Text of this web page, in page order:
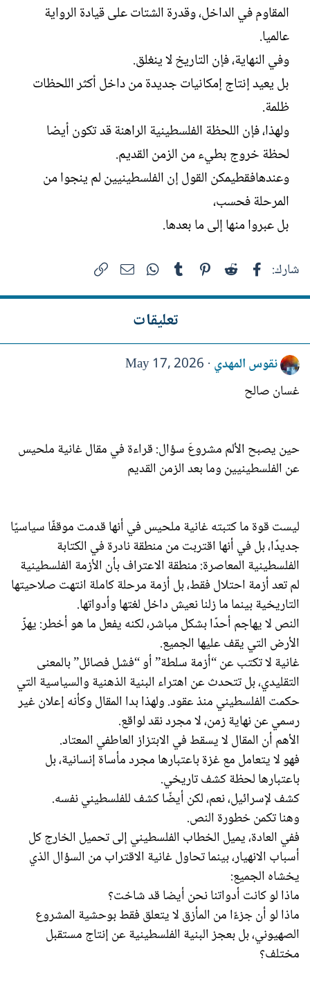
المقاوم في الداخل، وقدرة الشتات على قيادة الرواية
عالميا.
وفي النهاية، فإن التاريخ لا ينغلق.
بل يعيد إنتاج إمكانيات جديدة من داخل أكثر اللحظات
ظلمة.
ولهذا، فإن اللحظة الفلسطينية الراهنة قد تكون أيضا
لحظة خروج بطيء من الزمن القديم.
وعندهافقطيمكن القول إن الفلسطينيين لم ينجوا من
المرحلة فحسب،
بل عبروا منها إلى ما بعدها.
شارك: فيسبوك Reddit
Pinterest
Tumblr
WhatsAppالبريد الإلكتروني
تعليقات
نقوس المهدي May 17, 2026
غسان صالح
حين يصبح الألم مشروعَ سؤال: قراءة في مقال غانية ملحيس
عن الفلسطينيين وما بعد الزمن القديم
ليست قوة ما كتبته غانية ملحيس في أنها قدمت موقفًا سياسيًا
جديدًا، بل في أنها اقتربت من منطقة نادرة في الكتابة
الفلسطينية المعاصرة: منطقة الاعتراف بأن الأزمة الفلسطينية
لم تعد أزمة احتلال فقط، بل أزمة مرحلة كاملة انتهت صلاحيتها
التاريخية بينما ما زلنا نعيش داخل لغتها وأدواتها.
النص لا يهاجم أحدًا بشكل مباشر، لكنه يفعل ما هو أخطر: يهزّ
الأرض التي يقف عليها الجميع.
غانية لا تكتب عن “أزمة سلطة” أو “فشل فصائل” بالمعنى
التقليدي، بل تتحدث عن اهتراء البنية الذهنية والسياسية التي
حكمت الفلسطيني منذ عقود. ولهذا بدا المقال وكأنه إعلان غير
رسمي عن نهاية زمن، لا مجرد نقد لواقع.
الأهم أن المقال لا يسقط في الابتزاز العاطفي المعتاد.
فهو لا يتعامل مع غزة باعتبارها مجرد مأساة إنسانية، بل
باعتبارها لحظة كشف تاريخي.
كشف لإسرائيل، نعم، لكن أيضًا كشف للفلسطيني نفسه.
وهنا تكمن خطورة النص.
ففي العادة، يميل الخطاب الفلسطيني إلى تحميل الخارج كل
أسباب الانهيار، بينما تحاول غانية الاقتراب من السؤال الذي
يخشاه الجميع:
ماذا لو كانت أدواتنا نحن أيضا قد شاخت؟
ماذا لو أن جزءًا من المأزق لا يتعلق فقط بوحشية المشروع
الصهيوني، بل بعجز البنية الفلسطينية عن إنتاج مستقبل
مختلف؟